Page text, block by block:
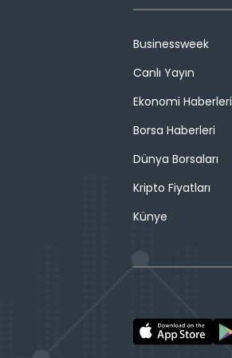
Businessweek
Canlı Yayın
Ekonomi Haberleri
Borsa Haberleri
Dünya Borsaları
Kripto Fiyatları
Künye